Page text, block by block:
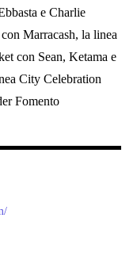
e Charlie
Marracash, la linea
con Sean, Ketama e
City Celebration
Fomento